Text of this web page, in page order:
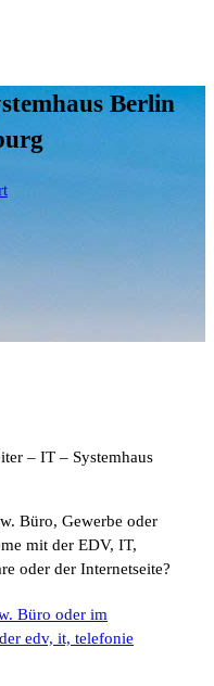
Berlin
– IT – Systemhaus
Büro, Gewerbe oder
mit der EDV, IT,
oder der Internetseite?